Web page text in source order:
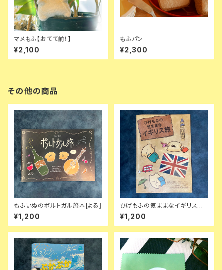
マメもふ【おてて前！】
¥2,100
もふパン
¥2,300
その他の商品
もふいぬのポルトガル旅本[よる]
¥1,200
ひげもふの気ままなイギリス旅
本
¥1,200